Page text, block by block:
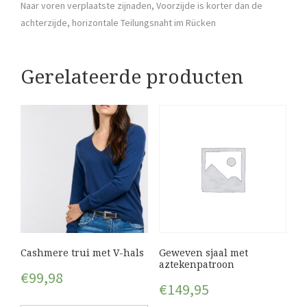
Naar voren verplaatste zijnaden, Voorzijde is korter dan de
achterzijde, horizontale Teilungsnaht im Rücken
Gerelateerde producten
Cashmere trui met V-hals
€99,98
Geweven sjaal met
aztekenpatroon
€149,95